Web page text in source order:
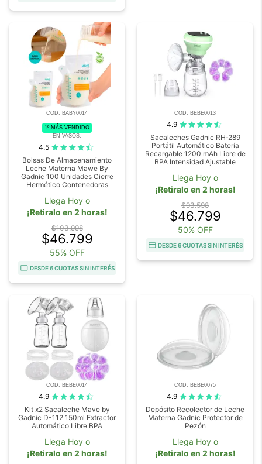
COD. BABY0014
1º MÁS VENDIDO
EN VASOS,
4.5
Bolsas De Almacenamiento
Leche Materna Mawe By
Gadnic 100 Unidades Cierre
Hermético Contenedoras
Llega Hoy o
¡Retiralo en 2 horas!
$103.998
$46.799
55% OFF
DESDE 6 CUOTAS SIN INTERÉS
COD. BEBE0013
4.9
Sacaleches Gadnic RH‑289
Portátil Automático Batería
Recargable 1200 mAh Libre de
BPA Intensidad Ajustable
Llega Hoy o
¡Retiralo en 2 horas!
$93.598
$46.799
50% OFF
DESDE 6 CUOTAS SIN INTERÉS
COD. BEBE0014
4.9
Kit x2 Sacaleche Mave by
Gadnic D-112 150ml Extractor
Automático Libre BPA
Llega Hoy o
¡Retiralo en 2 horas!
COD. BEBE0075
4.9
Depósito Recolector de Leche
Materna Gadnic Protector de
Pezón
Llega Hoy o
¡Retiralo en 2 horas!